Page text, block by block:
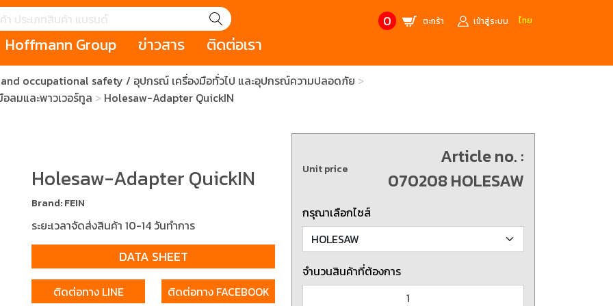
0 ตะกร้า เข้าสู่ระบบ ไทย
Cromwell
ย (safety cutter)
สินค้าลดราคาพิเศษ
(Non-sparking tools)
Mechanic Tools)
เครื่องมือสำหรับช่างไฟฟ้า
(Electrician Tool)
/ เครื่องมือใช้
2 Modular machining / ชุด
3 Clamping technology /
4 Metrology / เครื่องมือวัด
Hoffmann Group
STORY HOLEX GARANT
MANUFACTURE’S BRANDS
ข่าวสาร
เหตุการณ์ Salespage
CONTACT US
Hoffmann Cromwell
ติดต่อเรา
occupational safety / อุปกรณ์ เครื่องมือทั่วไป และอุปกรณ์ความปลอดภัย
ลมและพาวเวอร์ทูล
Holesaw-Adapter QuickIN
Holesaw-Adapter QuickIN
Brand: FEIN
ระยะเวลาจัดส่งสินค้า 10-14 วันทำการ
DATA SHEET
ติดต่อทาง LINE ติดต่อทาง FACEBOOK
Unit price
Article no. :
070208 HOLESAW
กรุณาเลือกไซส์
จำนวนสินค้าที่ต้องการ